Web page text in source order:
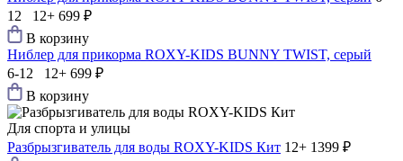
12 12+ 699 ₽
В корзину
Ниблер для прикорма ROXY-KIDS BUNNY TWIST, серый
6-12 12+ 699 ₽
В корзину
Для спорта и улицы
Разбрызгиватель для воды ROXY-KIDS Кит 12+ 1399 ₽